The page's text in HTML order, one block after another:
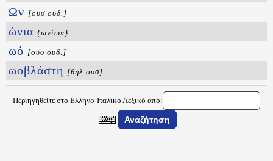
Ων [ουσ ουδ.]
ώνια {ωνίων}
ωό [ουσ ουδ.]
ωοβλάστη [θηλ.ουσ]
Περιηγηθείτε στο Ελληνο-Ιταλικό Λεξικό από: